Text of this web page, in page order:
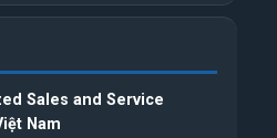
Sales and Service
Nam